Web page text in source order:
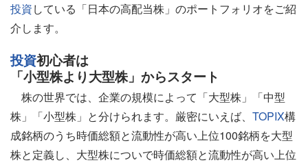
投資している「日本の高配当株」のポートフォリオをご紹
介します。
投資初心者は
「小型株より大型株」からスタート
株の世界では、企業の規模によって「大型株」「中型
株」「小型株」と分けられます。厳密にいえば、 TOPIX構
成銘柄のうち時価総額と流動性が高い上位100銘柄を大型
株と定義し、大型株についで時価総額と流動性が高い上位